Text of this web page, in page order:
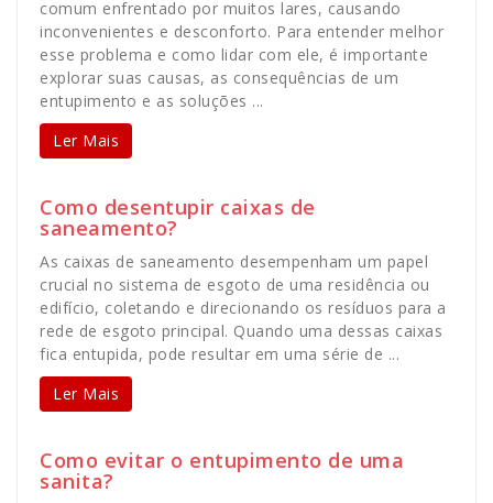
comum enfrentado por muitos lares, causando
inconvenientes e desconforto. Para entender melhor
esse problema e como lidar com ele, é importante
explorar suas causas, as consequências de um
entupimento e as soluções ...
Ler Mais
Como desentupir caixas de
saneamento?
As caixas de saneamento desempenham um papel
crucial no sistema de esgoto de uma residência ou
edifício, coletando e direcionando os resíduos para a
rede de esgoto principal. Quando uma dessas caixas
fica entupida, pode resultar em uma série de ...
Ler Mais
Como evitar o entupimento de uma
sanita?